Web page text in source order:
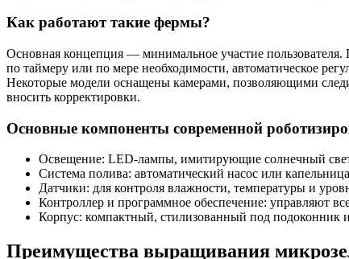
Как работают такие фермы?
Основная концепция — минимальное участие
по таймеру или по мере необходимости, автоматическое
Некоторые модели оснащены камерами, позволяющими
вносить корректировки.
Основные компоненты современной
Освещение: LED-лампы, имитирующие солнечный
Система полива: автоматический насос или
Датчики: для контроля влажности, температуры и
Контроллер и программное обеспечение: управляют
Корпус: компактный, стилизованный под подоконник
Преимущества выращивания